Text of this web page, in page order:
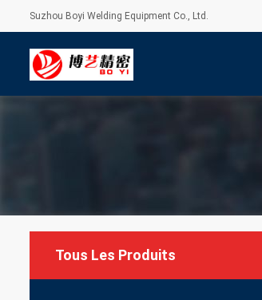
Suzhou Boyi Welding Equipment Co., Ltd.
Tous Les Produits